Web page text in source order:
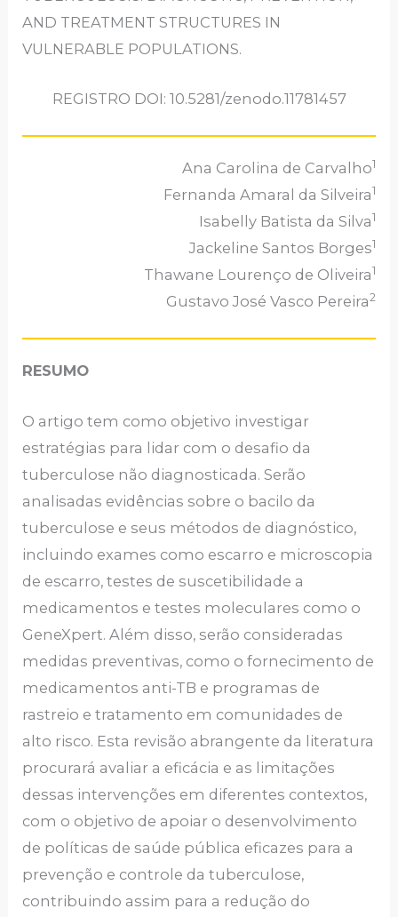
AND TREATMENT STRUCTURES IN
VULNERABLE POPULATIONS.
REGISTRO DOI: 10.5281/zenodo.11781457
Ana Carolina de Carvalho1
Fernanda Amaral da Silveira1
Isabelly Batista da Silva1
Jackeline Santos Borges1
Thawane Lourenço de Oliveira1
Gustavo José Vasco Pereira2
RESUMO
O artigo tem como objetivo investigar
estratégias para lidar com o desafio da
tuberculose não diagnosticada. Serão
analisadas evidências sobre o bacilo da
tuberculose e seus métodos de diagnóstico,
incluindo exames como escarro e microscopia
de escarro, testes de suscetibilidade a
medicamentos e testes moleculares como o
GeneXpert. Além disso, serão consideradas
medidas preventivas, como o fornecimento de
medicamentos anti-TB e programas de
rastreio e tratamento em comunidades de
alto risco. Esta revisão abrangente da literatura
procurará avaliar a eficácia e as limitações
dessas intervenções em diferentes contextos,
com o objetivo de apoiar o desenvolvimento
de políticas de saúde pública eficazes para a
prevenção e controle da tuberculose,
contribuindo assim para a redução do